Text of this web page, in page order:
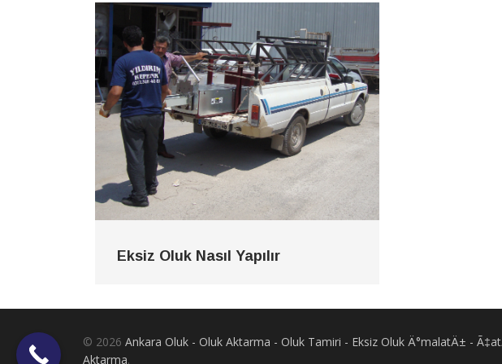
Eksiz Oluk Nasıl Yapılır
© 2026 Ankara Oluk - Oluk Aktarma - Oluk Tamiri - Eksiz Oluk Ä°malatÄ± -
Aktarma.